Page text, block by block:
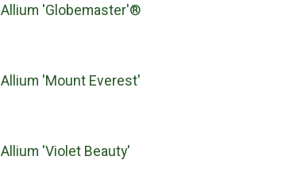
Allium 'Globemaster'®
Allium 'Mount Everest'
Allium 'Violet Beauty'